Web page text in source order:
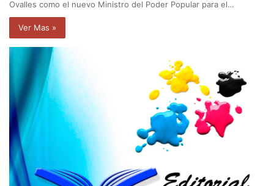
Ovalles como el nuevo Ministro del Poder Popular para el…
Ver Mas »